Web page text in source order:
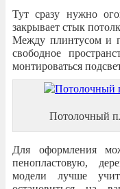
Тут сразу нужно
закрывает стык
Между плинтусом и
свободное
монтироваться
Потолочный
Для оформления
пенопластовую,
модели лучше